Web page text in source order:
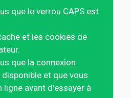
que le verrou CAPS est
et les cookies de
que la connexion
et que vous
ligne avant d’essayer à